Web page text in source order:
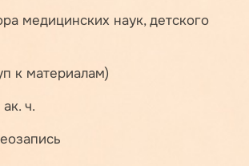
медицинских наук, детского
к материалам)
ч.